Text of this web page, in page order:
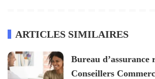
ARTICLES SIMILAIRES
Bureau d’assurance
Conseillers